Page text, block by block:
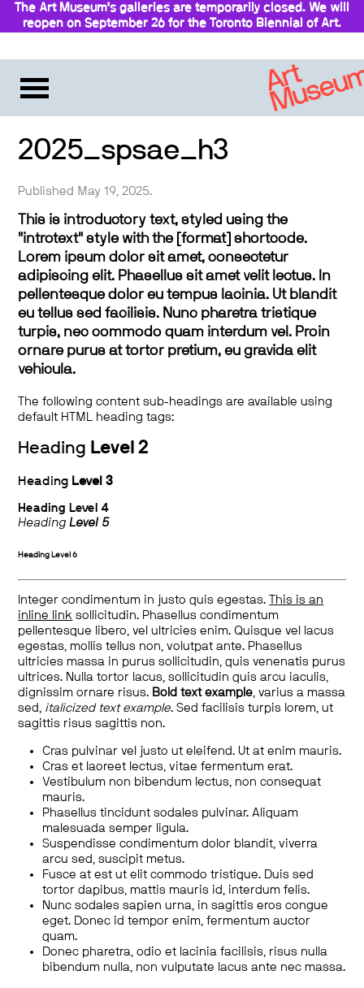
The Art Museum’s galleries are temporarily closed. We will
reopen on September 26 for the Toronto Biennial of Art.
2025_spsae_h3
Published May 19, 2025.
This is introductory text, styled using the
"introtext" style with the [format] shortcode.
Lorem ipsum dolor sit amet, consectetur
adipiscing elit. Phasellus sit amet velit lectus. In
pellentesque dolor eu tempus lacinia. Ut blandit
eu tellus sed facilisis. Nunc pharetra tristique
turpis, nec commodo quam interdum vel. Proin
ornare purus at tortor pretium, eu gravida elit
vehicula.
The following content sub-headings are available using
default HTML heading tags:
Heading Level 2
Heading Level 3
Heading Level 4
HeadingLevel 5
Heading Level 6
Integer condimentum in justo quis egestas.
This is an
inline link sollicitudin. Phasellus condimentum
pellentesque libero, vel ultricies enim. Quisque vel lacus
egestas, mollis tellus non, volutpat ante. Phasellus
ultricies massa in purus sollicitudin, quis venenatis purus
ultrices. Nulla tortor lacus, sollicitudin quis arcu iaculis,
dignissim ornare risus. Bold text example, varius a massa
sed, italicized text example. Sed facilisis turpis lorem, ut
sagittis risus sagittis non.
Cras pulvinar vel justo ut eleifend. Ut at enim mauris.
Cras et laoreet lectus, vitae fermentum erat.
Vestibulum non bibendum lectus, non consequat
mauris.
Phasellus tincidunt sodales pulvinar. Aliquam
malesuada semper ligula.
Suspendisse condimentum dolor blandit, viverra
arcu sed, suscipit metus.
Fusce at est ut elit commodo tristique. Duis sed
tortor dapibus, mattis mauris id, interdum felis.
Nunc sodales sapien urna, in sagittis eros congue
eget. Donec id tempor enim, fermentum auctor
quam.
Donec pharetra, odio et lacinia facilisis, risus nulla
bibendum nulla, non vulputate lacus ante nec massa.